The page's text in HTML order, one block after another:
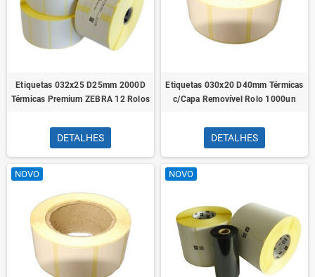
Etiquetas 032x25 D25mm 2000D
Térmicas Premium ZEBRA 12 Rolos
DETALHES
Etiquetas 030x20 D40mm Térmicas
c/Capa Removível Rolo 1000un
DETALHES
NOVO NOVO